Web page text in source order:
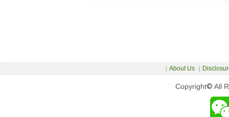
Copyright© All
| About Us |